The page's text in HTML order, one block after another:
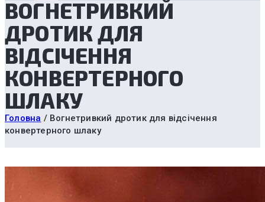
ВОГНЕТРИВКИЙ
ДРОТИК ДЛЯ
ВІДСІЧЕННЯ
КОНВЕРТЕРНОГО
ШЛАКУ
Головна / Вогнетривкий дротик для відсічення
конвертерного шлаку